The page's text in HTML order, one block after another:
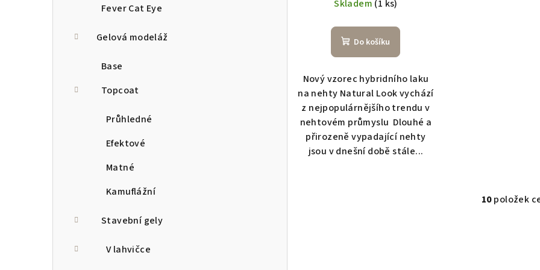
Fever Cat Eye
Gelová modeláž
Base
Topcoat
Průhledné
Efektové
Matné
Kamuflážní
Stavební gely
V lahvičce
Skladem (1 ks)
Do košíku
Nový vzorec hybridního laku
na nehty Natural Look vychází
z nejpopulárnějšího trendu v
nehtovém průmyslu Dlouhé a
přirozeně vypadající nehty
jsou v dnešní době stále...
O
10položek